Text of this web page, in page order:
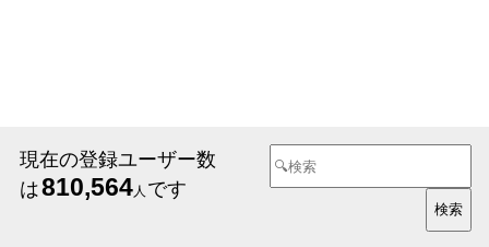
現在の登録ユーザー数
は810,564人 です